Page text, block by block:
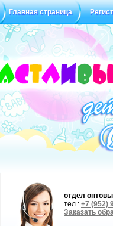
Главная страница
Статус заказа Отзывы
отдел
тел.: +7 (952)
Заказать